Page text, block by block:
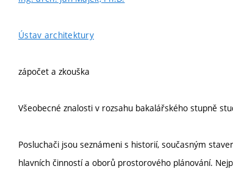
Ústav architektury
zápočet a zkouška
Všeobecné znalosti v rozsahu bakalářského stupně
Posluchači jsou seznámeni s historií, současným
hlavních činností a oborů prostorového plánování.